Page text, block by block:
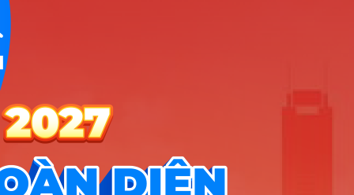
24 7480201
Công nghệ
thông tin